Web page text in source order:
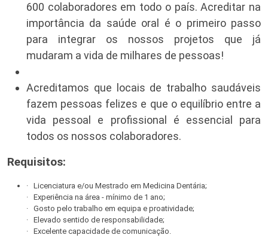
600 colaboradores em todo o país. Acreditar na
importância da saúde oral é o primeiro passo
para integrar os nossos projetos que já
mudaram a vida de milhares de pessoas!
Acreditamos que locais de trabalho saudáveis
fazem pessoas felizes e que o equilíbrio entre a
vida pessoal e profissional é essencial para
todos os nossos colaboradores.
Requisitos:
· Licenciatura e/ou Mestrado em Medicina Dentária;
· Experiência na área - mínimo de 1 ano;
· Gosto pelo trabalho em equipa e proatividade;
· Elevado sentido de responsabilidade;
· Excelente capacidade de comunicação.